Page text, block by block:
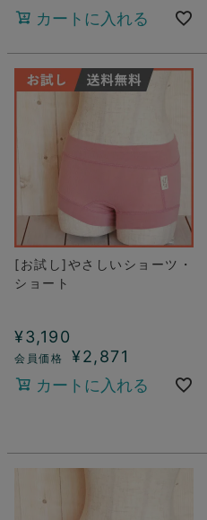
カートに入れる
[お試し]やさしいショーツ・
ショート
¥3,190
¥2,871
カートに入れる